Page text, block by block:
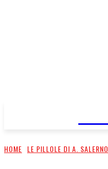
HOME LE PILLOLE DI A. SALERNO